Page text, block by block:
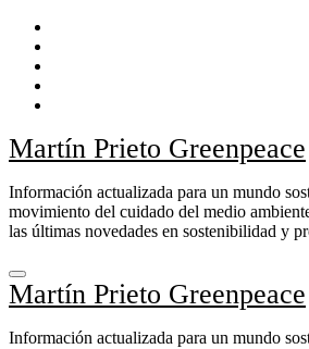
contenido
Martín Prieto Greenpeace
Información actualizada para un mundo
movimiento del cuidado del medio
las últimas novedades en sostenibilidad y
Martín Prieto Greenpeace
Información actualizada para un mundo